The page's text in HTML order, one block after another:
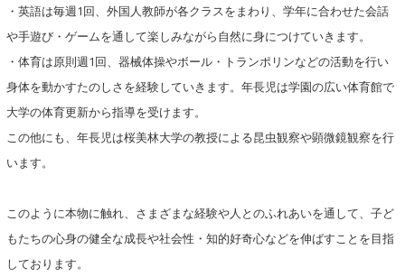
・英語は毎週1回、外国人教師が各クラスをまわり、学年に合わせた会話
や手遊び・ゲームを通して楽しみながら自然に身につけていきます。
・体育は原則週1回、器械体操やボール・トランポリンなどの活動を行い
身体を動かすたのしさを経験していきます。年長児は学園の広い体育館で
大学の体育更新から指導を受けます。
この他にも、年長児は桜美林大学の教授による昆虫観察や顕微鏡観察を行
います。
このように本物に触れ、さまざまな経験や人とのふれあいを通して、子ど
もたちの心身の健全な成長や社会性・知的好奇心などを伸ばすことを目指
しております。